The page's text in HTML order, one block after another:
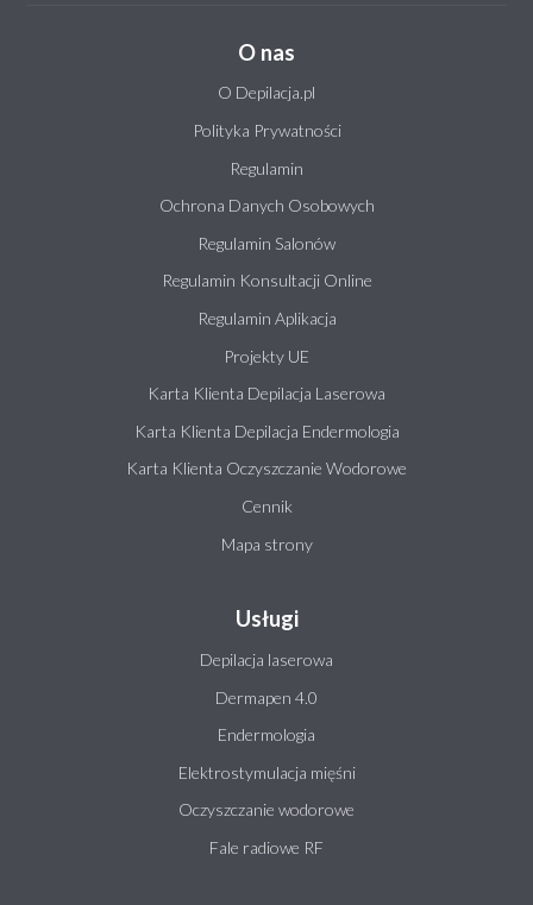
O nas
O Depilacja.pl
Polityka Prywatności
Regulamin
Ochrona Danych Osobowych
Regulamin Salonów
Regulamin Konsultacji Online
Regulamin Aplikacja
Projekty UE
Karta Klienta Depilacja Laserowa
Karta Klienta Depilacja Endermologia
Karta Klienta Oczyszczanie Wodorowe
Cennik
Mapa strony
Usługi
Depilacja laserowa
Dermapen 4.0
Endermologia
Elektrostymulacja mięśni
Oczyszczanie wodorowe
Fale radiowe RF